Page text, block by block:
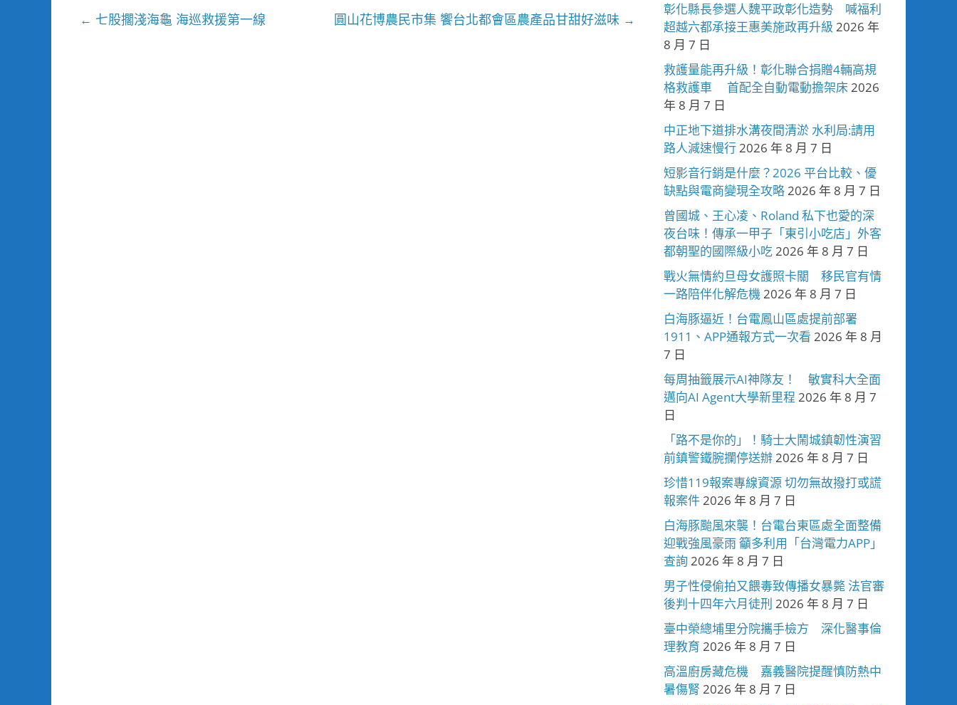
← 七股擱淺海龜 海巡救援第一線 圓山花博農民市集 饗台北都會區農產品甘甜好滋味 →
彰化縣長參選人魏平政彰化造勢 喊福利
超越六都承接王惠美施政再升級 2026 年
8 月 7 日
救護量能再升級！彰化聯合捐贈4輛高規
格救護車 首配全自動電動擔架床2026
年 8 月 7 日
中正地下道排水溝夜間清淤 水利局:請用
路人減速慢行2026 年 8 月 7 日
短影音行銷是什麼？2026 平台比較、優
缺點與電商變現全攻略2026 年 8 月 7 日
曾國城、王心凌、Roland 私下也愛的深
夜台味！傳承一甲子「東引小吃店」外客
都朝聖的國際級小吃2026 年 8 月 7 日
戰火無情約旦母女護照卡關 移民官有情
一路陪伴化解危機2026 年 8 月 7 日
白海豚逼近！台電鳳山區處提前部署
1911、APP通報方式一次看 2026 年 8 月
7 日
每周抽籤展示AI神隊友！ 敏實科大全面
邁向AI Agent大學新里程 2026 年 8 月 7
日
「路不是你的」！騎士大鬧城鎮韌性演習
前鎮警鐵腕攔停送辦2026 年 8 月 7 日
珍惜119報案專線資源 切勿無故撥打或謊
報案件2026 年 8 月 7 日
白海豚颱風來襲！台電台東區處全面整備
迎戰強風豪雨 籲多利用「台灣電力APP」
查詢 2026 年 8 月 7 日
男子性侵偷拍又餵毒致傳播女暴斃 法官審
後判十四年六月徒刑 2026 年 8 月 7 日
臺中榮總埔里分院攜手檢方 深化醫事倫
理教育 2026 年 8 月 7 日
高溫廚房藏危機 嘉義醫院提醒慎防熱中
暑傷腎 2026 年 8 月 7 日